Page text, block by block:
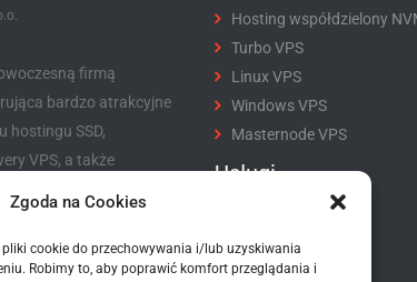
Zgoda na Cookies
cookie do przechowywania i/lub uzyskiwania
Robimy to, aby poprawić komfort przeglądania i
firmą
bardzo atrakcyjne
hostingu SSD,
VPS, a także
Hosting współdzielony
Turbo VPS
Linux VPS
Windows VPS
Masternode VPS
Usługi
Rejestracja domeny
Certyfikaty SSL